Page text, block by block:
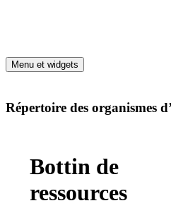
Menu et widgets
Répertoire des organismes
Bottin de
ressources